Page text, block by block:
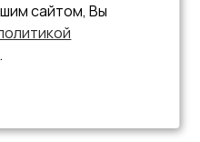
сайтом, Вы
.